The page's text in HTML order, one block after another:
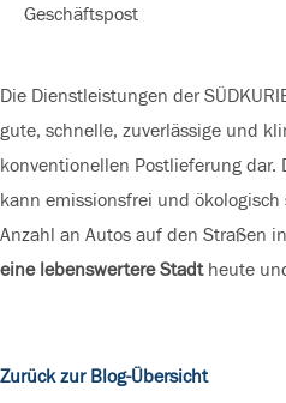
Geschäftspost
Die Dienstleistungen der
gute, schnelle, zuverlässige und
konventionellen Postlieferung dar.
kann emissionsfrei und
Anzahl an Autos auf den Straßen
eine lebenswertere Stadtheute
Zurück zur Blog-Übersicht